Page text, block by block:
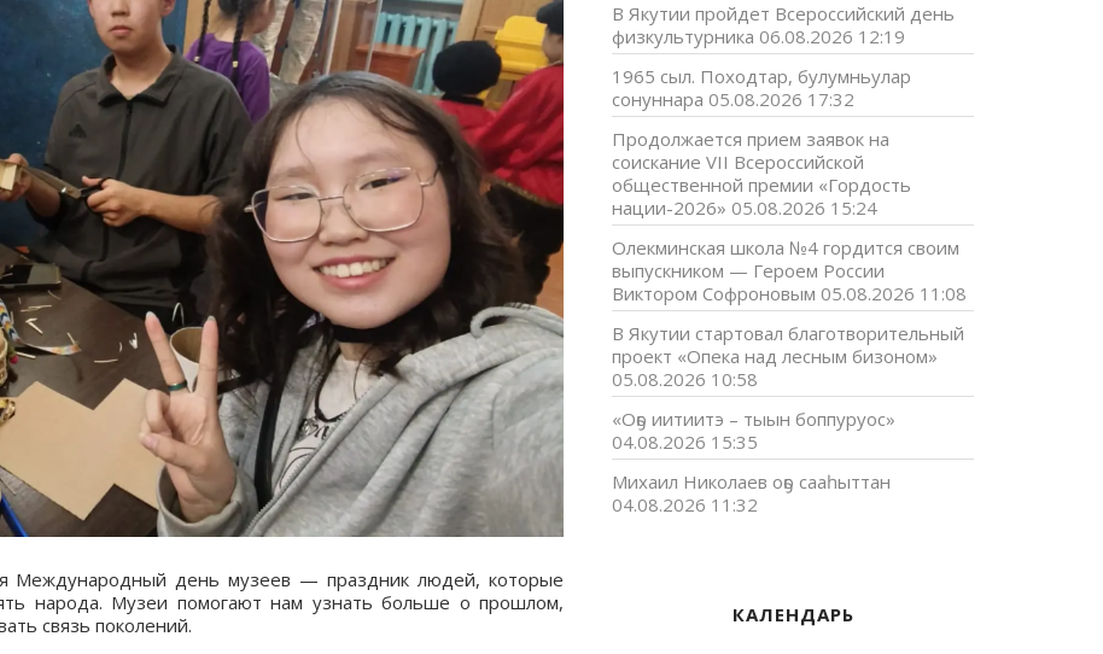
Международный день музеев — праздник людей, которые
народа. Музеи помогают нам узнать больше о прошлом,
связь поколений.
В Якутии пройдет Всероссийский день
физкультурника 06.08.2026 12:19
1965 сыл. Походтар, булумньулар
сонуннара 05.08.2026 17:32
Продолжается прием заявок на
соискание VII Всероссийской
общественной премии «Гордость
нации-2026» 05.08.2026 15:24
Олекминская школа №4 гордится своим
выпускником — Героем России
Виктором Софроновым 05.08.2026 11:08
В Якутии стартовал благотворительный
проект «Опека над лесным бизоном»
05.08.2026 10:58
«Оҕо иитиитэ – тыын боппуруос»
04.08.2026 15:35
Михаил Николаев оҕо сааһыттан
04.08.2026 11:32
КАЛЕНДАРЬ